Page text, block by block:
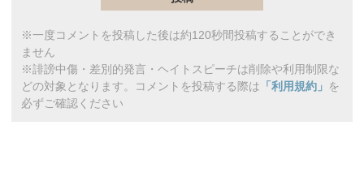
※一度コメントを投稿した後は約120秒間投稿することができ
ません
※誹謗中傷・差別的発言・ヘイトスピーチは削除や利用制限な
どの対象となります。コメントを投稿する際は 「利用規約」 を
必ずご確認ください